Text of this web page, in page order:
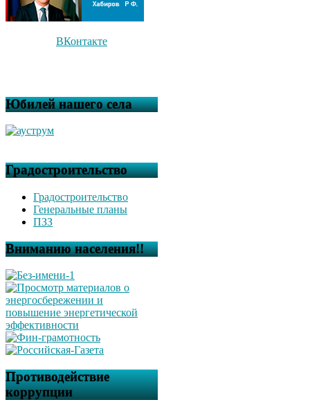
ВКонтакте
Юбилей нашего села
Градостроительство
Градостроительство
Генеральные планы
ПЗЗ
Вниманию населения!!
Противодействие
коррупции